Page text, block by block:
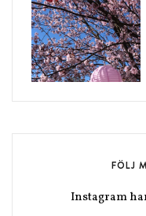
FÖLJ
Instagram